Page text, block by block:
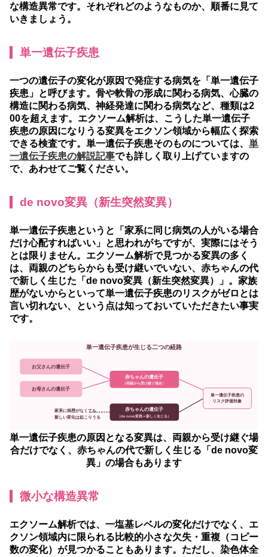
な構造異常です。 それぞれどのようなものか、順番に見て
いきましょう。
単一遺伝子疾患
一つの遺伝子の変化が原因で発症する病気を「単一遺伝子
疾患」と呼びます。骨や軟骨の形成に関わる病気、心臓の
構造に関わる病気、神経発達に関わる病気など、種類は2
00を超えます。エクソーム解析は、こうした単一遺伝子
疾患の原因になりうる変異をエクソン領域から幅広く探索
できる検査です。単一遺伝子疾患そのものについては、 単
一遺伝子疾患の解説記事でも詳しく取り上げていますの
で、あわせてご覧ください。
de novo変異（新生突然変異）
単一遺伝子疾患というと「家系に同じ病気の人がいる場合
だけ心配すればいい」と思われがちですが、実際にはそう
とは限りません。エクソーム解析で見つかる変異の多く
は、両親のどちらからも受け継いでいない、赤ちゃんの代
で新しく生じた「de novo変異（新生突然変異）」。家族
歴がないからといって単一遺伝子疾患のリスクがゼロとは
言い切れない、という点は知っておいていただきたい事実
です。
単一遺伝子疾患が生じる二つの経路
お父さんの遺伝子
お母さんの遺伝子
赤ちゃんの遺伝子
（両親から受け継ぐ場合）
赤ちゃんの遺伝子
（de novo変異＝新しく生じる）
家系に病歴がなくても
新しい変化は起こりうる
単一遺伝子疾患の
リスク評価対象
単一遺伝子疾患の原因となる変異は、両親から受け継ぐ場
合だけでなく、赤ちゃんの代で新しく生じる「de novo変
異」の場合もあります
微小な構造異常
エクソーム解析では、一塩基レベルの変化だけでなく、エ
クソン領域内に限られる比較的小さな欠失・重複（コピー
数の変化）が見つかることもあります。ただし、染色体全